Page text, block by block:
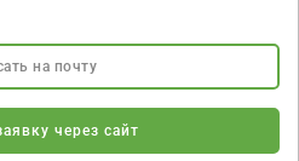
на почту
через сайт